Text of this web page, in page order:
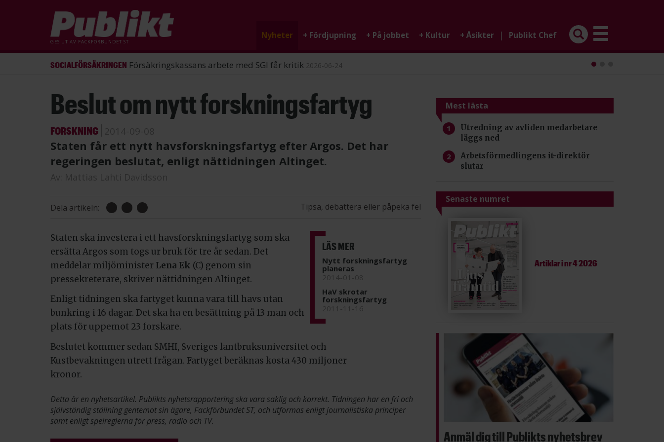
huvudinnehåll
GES UT AV FACKFÖRBUNDET ST
Nyheter + Fördjupning + På jobbet + Kultur + Åsikter | Publikt Chef
ARBETSRÄTT ST förlorade mål mot Energimyndigheten 2026-06-25
Beslut om nytt forskningsfartyg
FORSKNING
Staten får ett nytt havsforskningsfartyg efter Argos. Det har
regeringen beslutat, enligt nättidningen Altinget.
Dela artikeln: Tipsa, debattera eller påpeka fel
LÄS MER
Nytt forskningsfartyg
planeras
HaV skrotar
forskningsfartyg
Staten ska investera i ett havsforskningsfartyg som ska
ersätta Argos som togs ur bruk för tre år sedan. Det
meddelar miljöminister Lena Ek (C) genom sin
pressekreterare, skriver nättidningen Altinget.
Enligt tidningen ska fartyget kunna vara till havs utan
bunkring i 16 dagar. Det ska ha en besättning på 13 man och
plats för uppemot 23 forskare.
Beslutet kommer sedan SMHI, Sveriges lantbruksuniversitet och
Kustbevakningen utrett frågan. Fartyget beräknas kosta 430 miljoner
kronor.
Detta är en nyhetsartikel. Publikts nyhetsrapportering ska vara saklig och korrekt. Tidningen har en fri och
självständig ställning gentemot sin ägare, Fackförbundet ST, och utformas enligt journalistiska principer
samt enligt spelreglerna för press, radio och TV.
Mest lästa
Utredning av avliden medarbetare
läggs ned
Arbetsförmedlingens it-direktör
slutar
Senaste numret
Artiklar inr 4 2026
Anmäl dig till Publikts nyhetsbrev